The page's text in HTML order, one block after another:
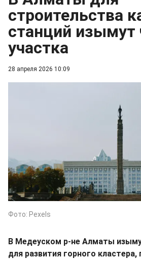
28 апреля 2026 10:09
строительства
станций изымут
участка
Фото: Pexels
В Медеуском р-не Алматы
для развития горного кластера,